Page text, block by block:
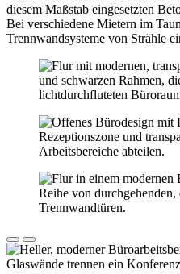
diesem Maßstab eingesetzten
Bei verschiedene Mietern im
Trennwandsysteme von Strähle